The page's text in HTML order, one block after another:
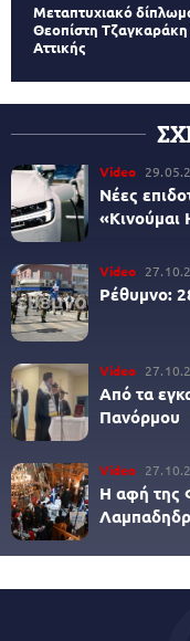
Μεταπτυχιακό
Θεοπίστη Τζαγκαράκη
Αττικής
Video
Νέες
«Κινούμαι
Video
Ρέθυμνο:
Video
Από τα
Πανόρμου
Video
Η αφή της